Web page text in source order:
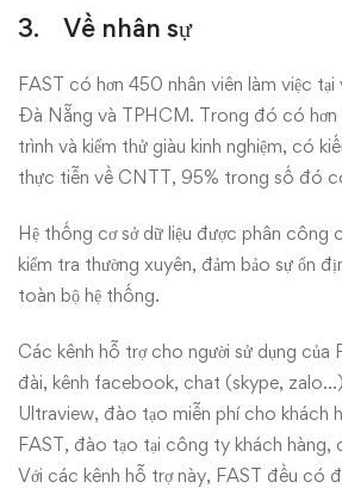
3. Về nhân sự
FAST có hơn 450 nhân viên làm việc
Đà Nẵng và TPHCM. Trong đó có hơn
trình và kiểm thử giàu kinh nghiệm, có
thực tiễn về CNTT, 95% trong số đó
Hệ thống cơ sở dữ liệu được phân công
kiểm tra thường xuyên, đảm bảo sự ổn
toàn bộ hệ thống.
Các kênh hỗ trợ cho người sử dụng của
đài, kênh facebook, chat (skype,
Ultraview, đào tạo miễn phí cho khách
FAST, đào tạo tại công ty khách hàng,
Với các kênh hỗ trợ này, FAST đều có